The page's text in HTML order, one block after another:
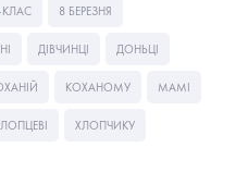
8 БЕРЕЗНЯ
ДІВЧИНЦІ ДОНЬЦІ
КОХАНОМУ МАМІ
ХЛОПЧИКУ